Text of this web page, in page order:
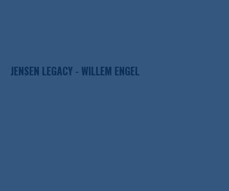
JENSEN LEGACY - WILLEM ENGEL